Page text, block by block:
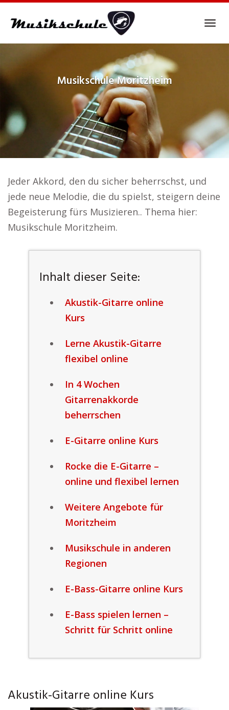
MusikschuleMoritzheim
Jeder Akkord, den du sicher beherrschst, und
jede neue Melodie, die du spielst, steigern deine
Begeisterung fürs Musizieren.. Thema hier:
Musikschule Moritzheim.
Inhalt dieser Seite:
Akustik-Gitarre online
Kurs
Lerne Akustik-Gitarre
flexibel online
In 4 Wochen
Gitarrenakkorde
beherrschen
E-Gitarre online Kurs
Rocke die E-Gitarre –
online und flexibel lernen
Weitere Angebote für
Moritzheim
Musikschule in anderen
Regionen
E-Bass-Gitarre online Kurs
E-Bass spielen lernen –
Schritt für Schritt online
Akustik-Gitarre online Kurs